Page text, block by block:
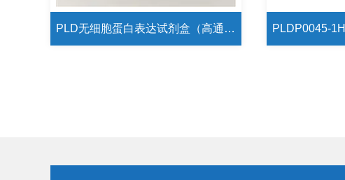
PLD无细胞蛋白表达试剂盒（高通量版）